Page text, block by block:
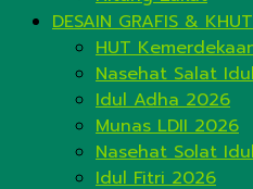
DESAIN GRAFIS &
HUT
Nasehat Salat
Idul Adha 2026
Munas LDII 2026
Nasehat Solat
Idul Fitri 2026